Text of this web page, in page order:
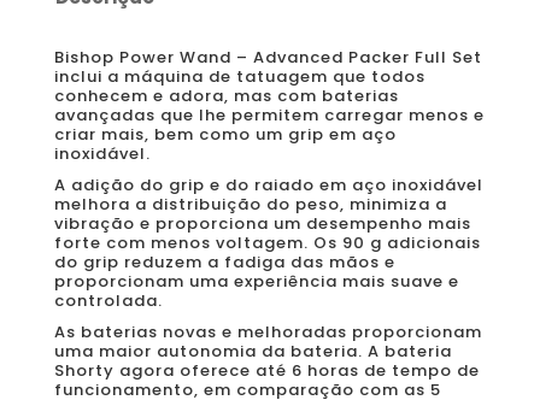
Traço
de
4,2
Bishop Power Wand – Advanced Packer Full Set
inclui a máquina de tatuagem que todos
conhecem e adora, mas com baterias
avançadas que lhe permitem carregar menos e
criar mais, bem como um grip em aço
inoxidável.
A adição do grip e do raiado em aço inoxidável
melhora a distribuição do peso, minimiza a
vibração e proporciona um desempenho mais
forte com menos voltagem. Os 90 g adicionais
do grip reduzem a fadiga das mãos e
proporcionam uma experiência mais suave e
controlada.
As baterias novas e melhoradas proporcionam
uma maior autonomia da bateria. A bateria
Shorty agora oferece até 6 horas de tempo de
funcionamento, em comparação com as 5